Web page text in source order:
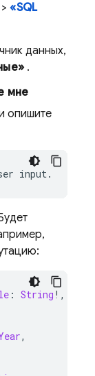
>«SQL
данных,
.
мне
опишите
: String !,
,